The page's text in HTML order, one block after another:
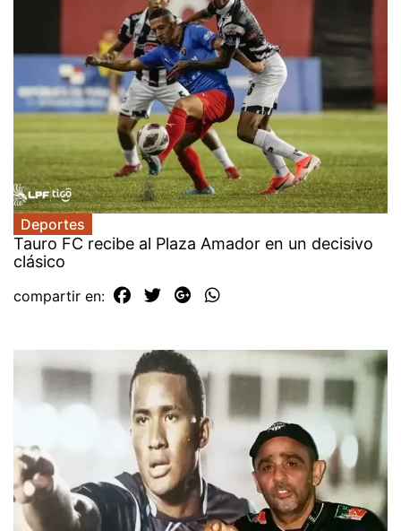
Deportes
Tauro FC recibe al Plaza Amador en un decisivo
clásico
compartir en: